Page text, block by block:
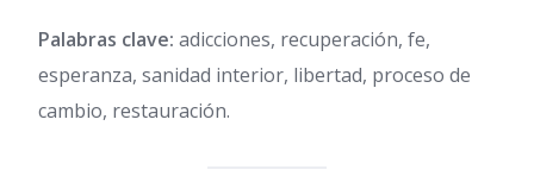
Palabras clave: adicciones, recuperación, fe,
esperanza, sanidad interior, libertad, proceso de
cambio, restauración.